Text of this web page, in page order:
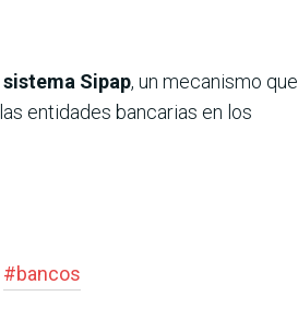
Sipap, un mecanismo que
entidades bancarias en los
#bancos